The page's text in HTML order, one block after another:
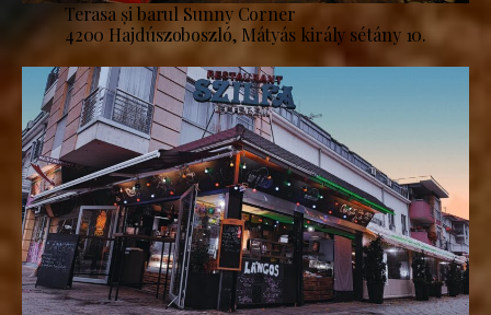
Terasa și barul Sunny Corner
4200 Hajdúszoboszló, Mátyás király sétány 10.